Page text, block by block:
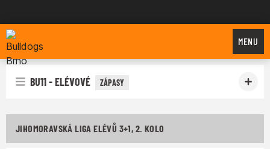
Bulldogs Brno
MENU
BU11 - ELÉVOVÉ ZÁPASY
JIHOMORAVSKÁ LIGA ELÉVŮ 3+1, 2. KOLO